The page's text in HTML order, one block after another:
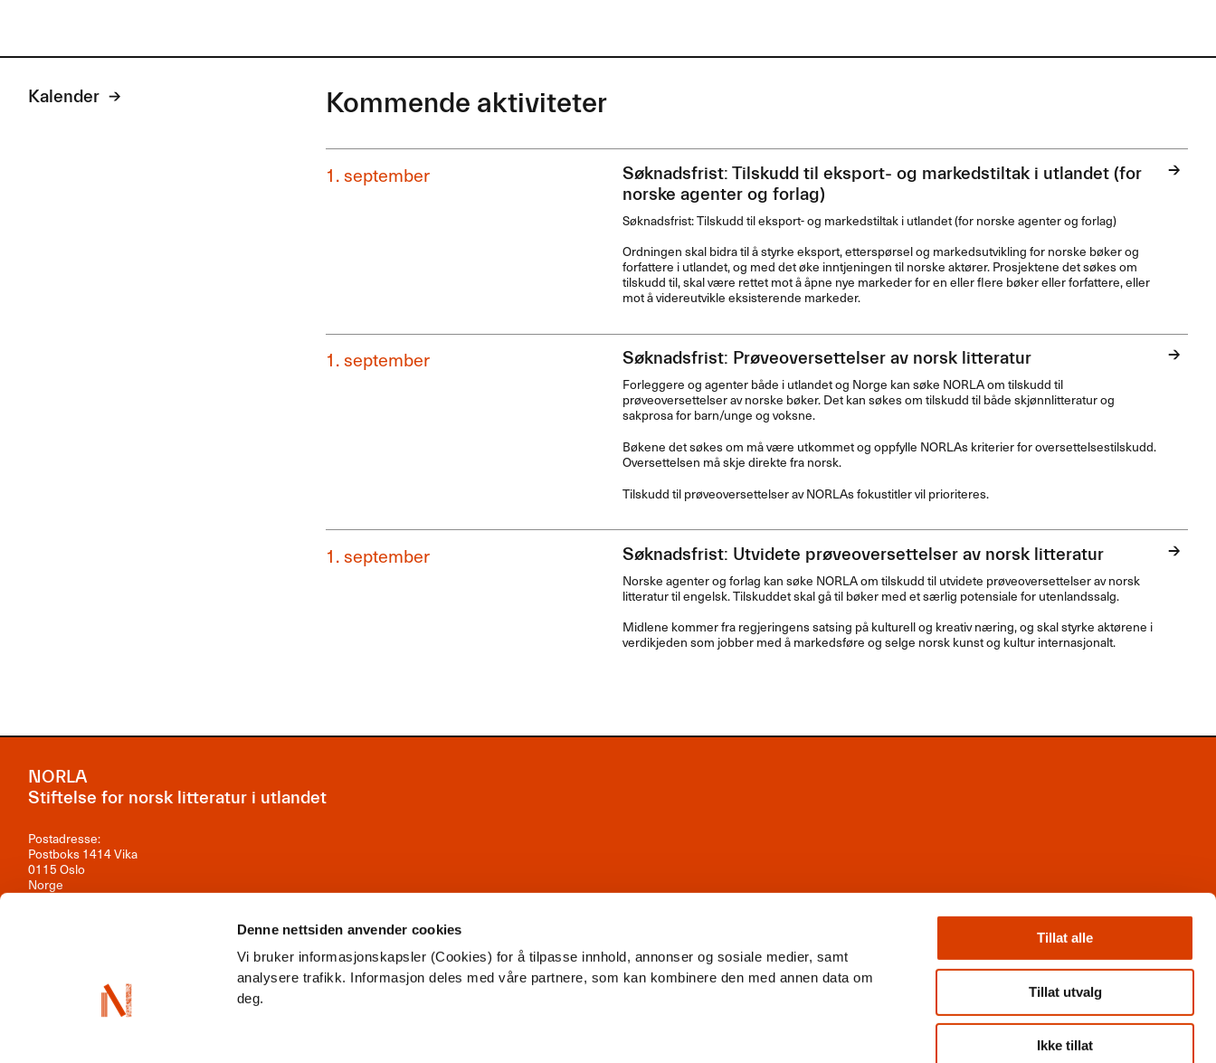
Denne nettsiden anvender cookies
Vi bruker informasjonskapsler (Cookies) for å tilpasse innhold, annonser og sosiale medier, samt
analysere trafikk. Informasjon deles med våre partnere, som kan kombinere den med annen data om
deg.
Tillat alle
Tillat utvalg
Ikke tillat
Kalender Kommende aktiviteter
1. september
Søknadsfrist: Tilskudd til eksport- og markedstiltak i utlandet (for
norske agenter og forlag)
Søknadsfrist: Tilskudd til eksport- og markedstiltak i utlandet (for norske agenter og forlag)
Ordningen skal bidra til å styrke eksport, etterspørsel og markedsutvikling for norske bøker og
forfattere i utlandet, og med det øke inntjeningen til norske aktører. Prosjektene det søkes om
tilskudd til, skal være rettet mot å åpne nye markeder for en eller flere bøker eller forfattere, eller
mot å videreutvikle eksisterende markeder.
1. september Søknadsfrist: Prøveoversettelser av norsk litteratur
Forleggere og agenter både i utlandet og Norge kan søke NORLAom tilskudd til
prøveoversettelser av norske bøker. Det kan søkes om tilskudd til både skjønnlitteratur og
sakprosa for barn/unge og voksne.
Bøkene det søkes om må være utkommet og oppfylle NORLAs kriterier for oversettelsestilskudd.
Oversettelsen må skje direkte fra norsk.
Tilskudd til prøveoversettelser av NORLAs fokustitler vil prioriteres.
1. september Søknadsfrist: Utvidete prøveoversettelser av norsk litteratur
Norske agenter og forlag kan søke NORLAom tilskudd til utvidete prøveoversettelser av norsk
litteratur til engelsk. Tilskuddet skal gå til bøker med et særlig potensiale for utenlandssalg.
Midlene kommer fra regjeringens satsing på kulturell og kreativ næring, og skal styrke aktørene i
verdikjeden som jobber med å markedsføre og selge norsk kunst og kultur internasjonalt.
NORLA
Stiftelse for norsk litteratur i utlandet
Postadresse:
Postboks 1414 Vika
0115 Oslo
Norge
Org.nr: 981 242 297
Instagram
Nyhetsbrev
Books from Norway